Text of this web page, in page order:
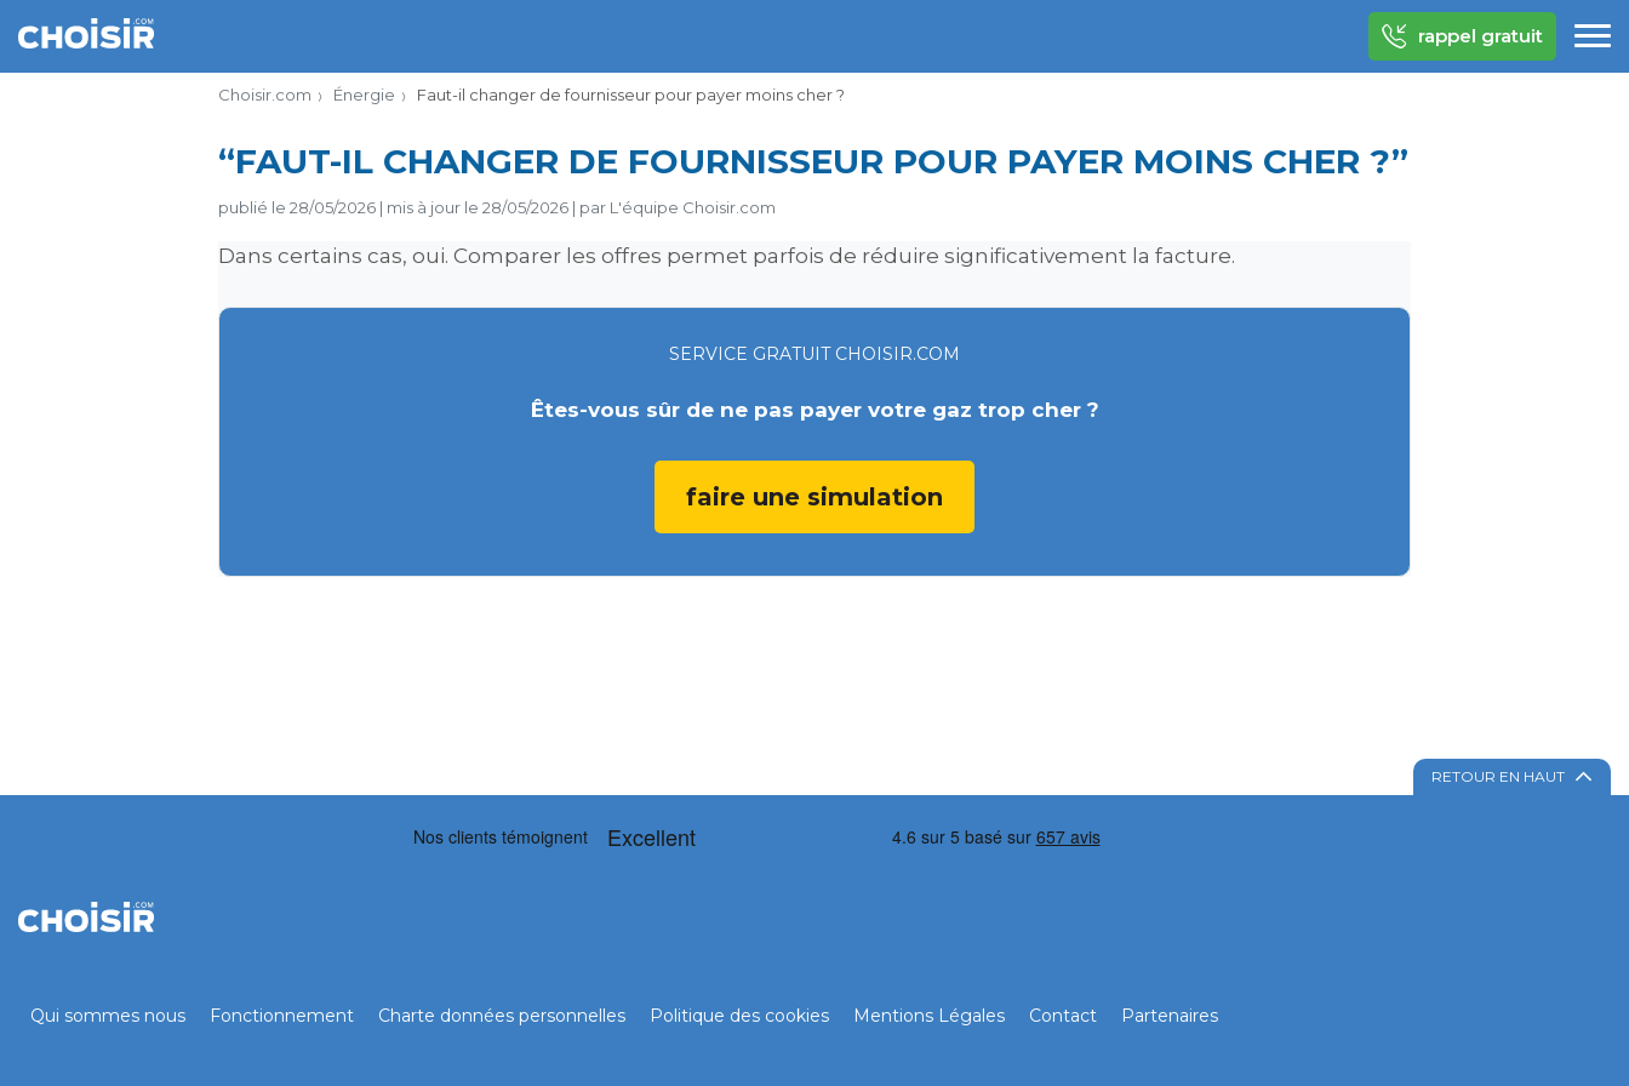
rappel gratuit
Choisir.com Énergie Faut-il changer de fournisseur pour payer moins cher ?
“FAUT-IL CHANGER DE FOURNISSEUR POUR PAYER MOINS CHER ?”
publié le 28/05/2026 | mis à jour le 28/05/2026 | par L'équipe Choisir.com
Dans certains cas, oui. Comparer les offres permet parfois de réduire significativement la facture.
SERVICE GRATUIT CHOISIR.COM
Êtes-vous sûr de ne pas payer votre gaz trop cher ?
faire une simulation
RETOUR EN HAUT
Qui sommes nous Fonctionnement Charte données personnelles Politique des cookies Mentions Légales Contact Partenaires